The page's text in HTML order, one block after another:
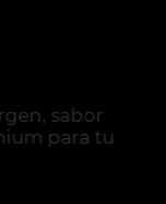
sabor
para tu